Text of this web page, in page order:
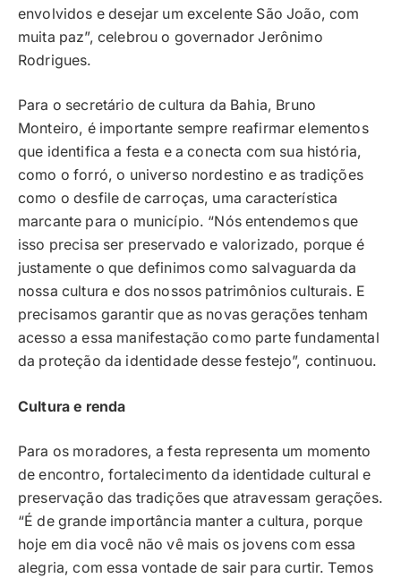
envolvidos e desejar um excelente São João, com
muita paz”, celebrou o governador Jerônimo
Rodrigues.
Para o secretário de cultura da Bahia, Bruno
Monteiro, é importante sempre reafirmar elementos
que identifica a festa e a conecta com sua história,
como o forró, o universo nordestino e as tradições
como o desfile de carroças, uma característica
marcante para o município. “Nós entendemos que
isso precisa ser preservado e valorizado, porque é
justamente o que definimos como salvaguarda da
nossa cultura e dos nossos patrimônios culturais. E
precisamos garantir que as novas gerações tenham
acesso a essa manifestação como parte fundamental
da proteção da identidade desse festejo”, continuou.
Cultura e renda
Para os moradores, a festa representa um momento
de encontro, fortalecimento da identidade cultural e
preservação das tradições que atravessam gerações.
“É de grande importância manter a cultura, porque
hoje em dia você não vê mais os jovens com essa
alegria, com essa vontade de sair para curtir. Temos